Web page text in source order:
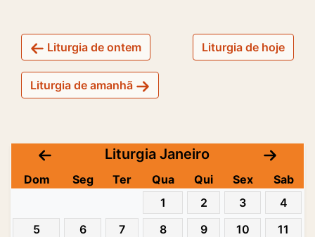
Liturgia de ontem Liturgia de hoje
Liturgia de amanhã
Liturgia Janeiro
Dom Seg Ter Qua Qui Sex
Sab
1
2 3
4
5
6 7 8 9 10
11